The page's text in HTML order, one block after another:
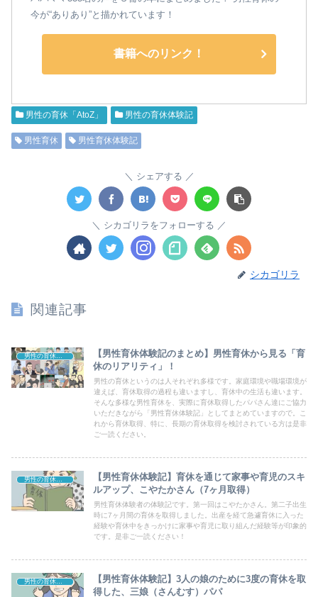
今が“ありあり”と描かれています！
書籍へのリンク！
男性の育休「AtoZ」 男性の育休体験記
男性育休 男性育休体験記
シェアする
シカゴリラをフォローする
シカゴリラ
関連記事
男性の育休体験記
【男性育休体験記のまとめ】男性育休から見る「育
休のリアリティ」！
男性の育休というのは人それぞれ多様です。家庭環境や職場環境が
違えば、育休取得の過程も違いますし、育休中の生活も違います。
そんな多様な男性育休を、実際に育休取得したパパさん達にご協力
いただきながら「男性育休体験記」としてまとめていますので。こ
れから育休取得、特に、長期の育休取得を検討されている方は是非
ご一読ください。
男性の育休体験記
【男性育休体験記】育休を通じて家事や育児のスキ
ルアップ、こやたかさん（7ヶ月取得）
男性育休体験者の体験記です。第一回はこやたかさん。第二子出生
時に7ヶ月間の育休を取得しました。出産を経て急遽育休に入った
経験や育休中をきっかけに家事や育児に取り組んだ経験等が印象的
です。是非ご一読ください！
男性の育休体験記
【男性育休体験記】3人の娘のために3度の育休を取
得した、三娘（さんむす）パパ